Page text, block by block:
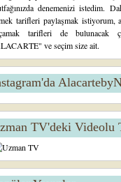
denemenizi istedim.
tarifleri paylaşmak istiyorum,
tarifleri de bulunacak
ve seçim size ait.
TV'deki Videolu